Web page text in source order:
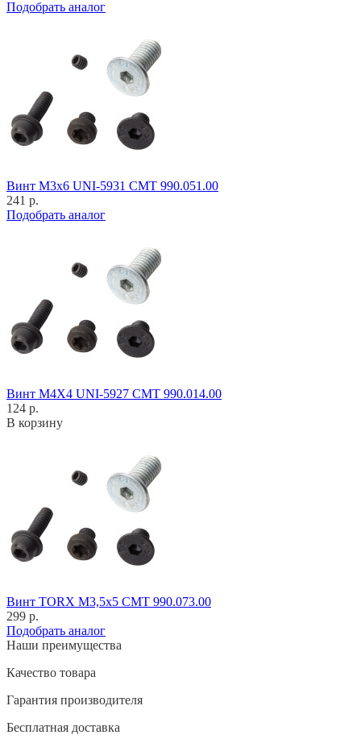
Подобрать аналог
Винт M3x6 UNI-5931 CMT 990.051.00
241 р.
Подобрать аналог
Винт M4X4 UNI-5927 CMT 990.014.00
124 р.
В корзину
Винт TORX M3,5x5 CMT 990.073.00
299 р.
Подобрать аналог
Наши преимущества
Качество товара
Гарантия производителя
Бесплатная доставка